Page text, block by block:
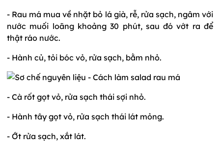
- Rau má mua về nhặt bỏ lá già, rễ, rửa sạch, ngâm với
nước muối loãng khoảng 30 phút, sau đó vớt ra để
thật ráo nước.
- Hành củ, tỏi bóc vỏ, rửa sạch, bằm nhỏ.
- Cà rốt gọt vỏ, rửa sạch thái sợi nhỏ.
- Hành tây gọt vỏ, rửa sạch thái lát mỏng.
- Ớt rửa sạch, xắt lát.